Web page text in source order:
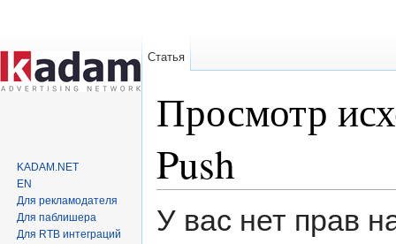
Просмотр
Push
Перейти к:навигация,поиск
У вас нет прав
Статья
KADAM.NET
EN
Для рекламодателя
Для паблишера
Для RTB интеграций